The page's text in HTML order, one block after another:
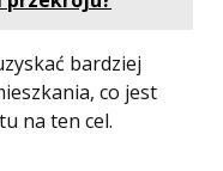
bardziej
co jest
na ten cel.